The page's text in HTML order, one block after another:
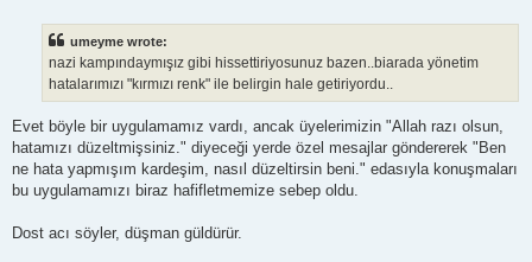
umeyme wrote:
nazi kampındaymışız gibi hissettiriyosunuz bazen..biarada yönetim
hatalarımızı "kırmızı renk" ile belirgin hale getiriyordu..
Evet böyle bir uygulamamız vardı, ancak üyelerimizin "Allah razı olsun,
hatamızı düzeltmişsiniz." diyeceği yerde özel mesajlar göndererek "Ben
ne hata yapmışım kardeşim, nasıl düzeltirsin beni." edasıyla konuşmaları
bu uygulamamızı biraz hafifletmemize sebep oldu.
Dost acı söyler, düşman güldürür.